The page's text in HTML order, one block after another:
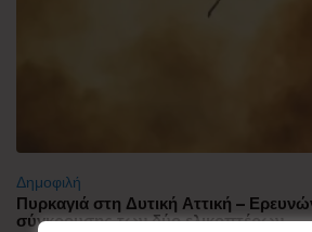
Δημοφιλή
Πυρκαγιά στη Δυτική Αττική –
σύγκρουσης των δύο ελικοπτέρων